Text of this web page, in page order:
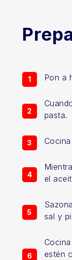
Pon a
pasta.
el
sal y
estén